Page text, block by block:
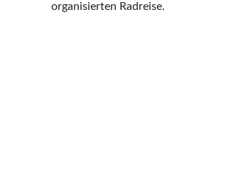
organisierten Radreise.